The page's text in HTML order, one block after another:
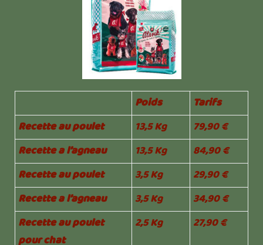
Poids
Tarifs
Recette au poulet
13,5 Kg
79,90 €
Recette a l’agneau
13,5 Kg
84,90 €
Recette au poulet
3,5 Kg
29,90 €
Recette a l’agneau
3,5 Kg
34,90 €
Recette au poulet
pour chat
2,5 Kg 27,90 €